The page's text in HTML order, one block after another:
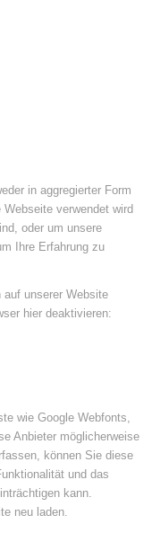
in aggregierter Form
verwendet wird
oder um unsere
Ihre Erfahrung zu
unserer Website
hier deaktivieren:
wie Google Webfonts,
Anbieter möglicherweise
können Sie diese
und das
kann.
neu laden.